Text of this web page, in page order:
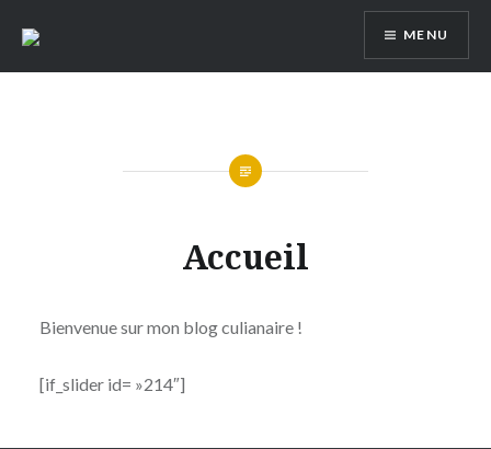
contenu
MENU
Accueil
Bienvenue sur mon blog culianaire !
[if_slider id= »214″]